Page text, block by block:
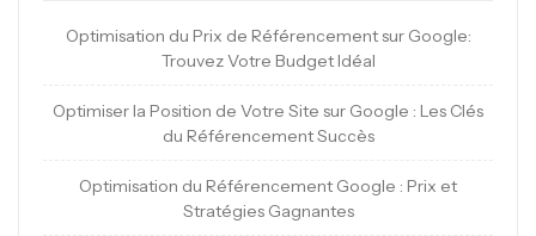
Optimisation du Prix de Référencement sur Google:
Trouvez Votre Budget Idéal
Optimiser la Position de Votre Site sur Google : Les Clés
du Référencement Succès
Optimisation du Référencement Google : Prix et
Stratégies Gagnantes